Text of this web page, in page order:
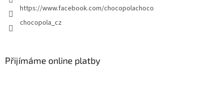
https://www.facebook.com/chocopolachoco
chocopola_cz
Přijímáme online platby